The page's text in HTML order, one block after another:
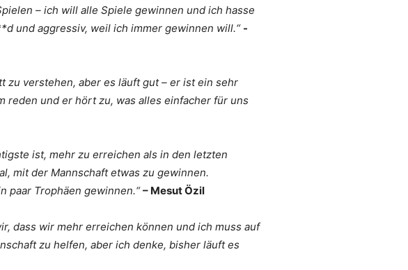
– ich will alle Spiele gewinnen und ich hasse
und aggressiv, weil ich immer gewinnen will.“ -
zu verstehen, aber es läuft gut – er ist ein sehr
reden und er hört zu, was alles einfacher für uns
ist, mehr zu erreichen als in den letzten
mit der Mannschaft etwas zu gewinnen.
paar Trophäen gewinnen.“– Mesut Özil
dass wir mehr erreichen können und ich muss auf
zu helfen, aber ich denke, bisher läuft es